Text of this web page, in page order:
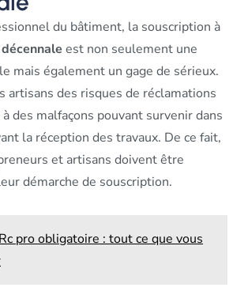
du bâtiment, la souscription à
est non seulement une
mais également un gage de sérieux.
artisans des risques de réclamations
des malfaçons pouvant survenir dans
la réception des travaux. De ce fait,
et artisans doivent être
démarche de souscription.
Rc pro obligatoire : tout ce que vous